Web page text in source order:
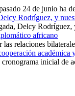
24 de junio ha
Rodríguez, y
Delcy
africano
relaciones
académica
inicial de